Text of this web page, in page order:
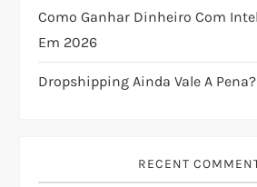
Como Ganhar Dinheiro Com
Em 2026
Dropshipping Ainda Vale A
RECENT